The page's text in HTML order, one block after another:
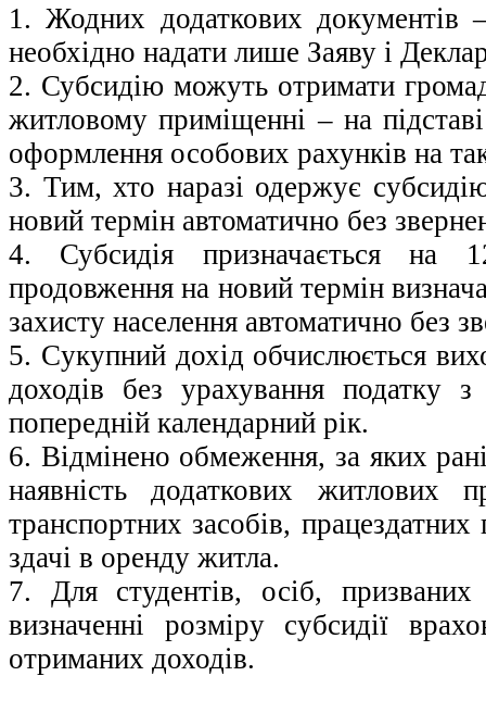
1. Жодних додаткових документів
необхідно надати лише Заяву і
2. Субсидію можуть отримати
житловому приміщенні – на
оформлення особових рахунків на
3. Тим, хто наразі одержує
новий термін автоматично без
4. Субсидія призначається на
продовження на новий термін
захисту населення автоматично без
5. Cукупний дохід обчислюється
доходів без урахування податку
попередній календарний рік.
6. Відмінено обмеження, за яких
наявність додаткових житлових
транспортних засобів,
здачі в оренду житла.
7. Для студентів, осіб,
визначенні розміру субсидії
отриманих доходів.